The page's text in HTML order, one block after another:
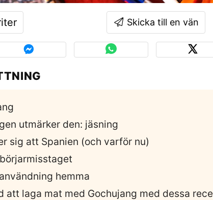
Skicka till en vän
utmärker den: jäsning
sig att Spanien (och varför nu)
hemma
att laga mat med Gochujang med dessa